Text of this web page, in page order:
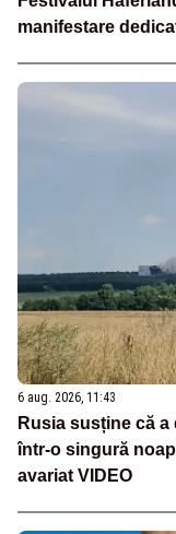
manifestare
6 aug. 2026, 11:43
Rusia susține că
într-o singură
avariat VIDEO